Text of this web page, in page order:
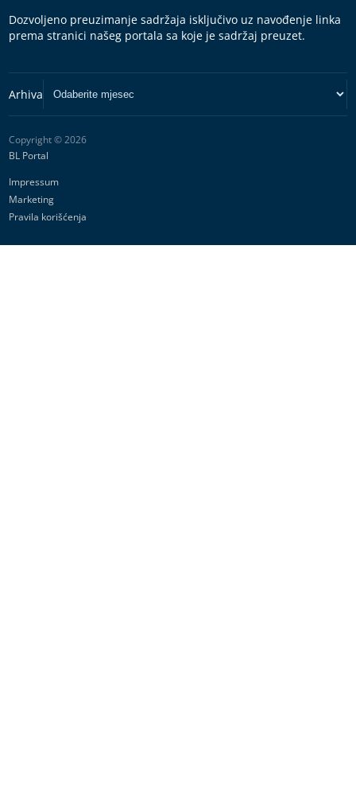
Dozvoljeno preuzimanje sadržaja isključivo uz navođenje linka
prema stranici našeg portala sa koje je sadržaj preuzet.
Copyright © 2026
BL Portal
Impressum
Marketing
Pravila korišćenja